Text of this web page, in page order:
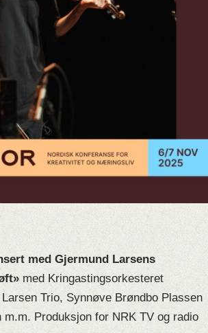
med Gjermund Larsens
med Kringastingsorkesteret
Trio, Synnøve Brøndbo Plassen
m.m. Produksjon for NRK TV og radio